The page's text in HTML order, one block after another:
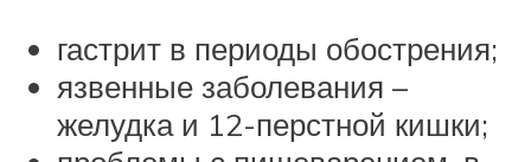
гастрит в периоды обострения;
язвенные заболевания –
желудка и 12-перстной кишки;